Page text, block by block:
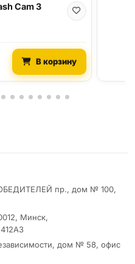
Cam 3
В корзину
пр., дом № 100,
Минск,
дом № 58, офис